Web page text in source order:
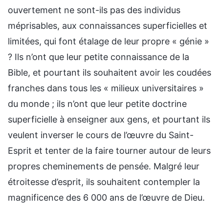
ouvertement ne sont-ils pas des individus
méprisables, aux connaissances superficielles et
limitées, qui font étalage de leur propre « génie »
? Ils n’ont que leur petite connaissance de la
Bible, et pourtant ils souhaitent avoir les coudées
franches dans tous les « milieux universitaires »
du monde ; ils n’ont que leur petite doctrine
superficielle à enseigner aux gens, et pourtant ils
veulent inverser le cours de l’œuvre du Saint-
Esprit et tenter de la faire tourner autour de leurs
propres cheminements de pensée. Malgré leur
étroitesse d’esprit, ils souhaitent contempler la
magnificence des 6 000 ans de l’œuvre de Dieu.